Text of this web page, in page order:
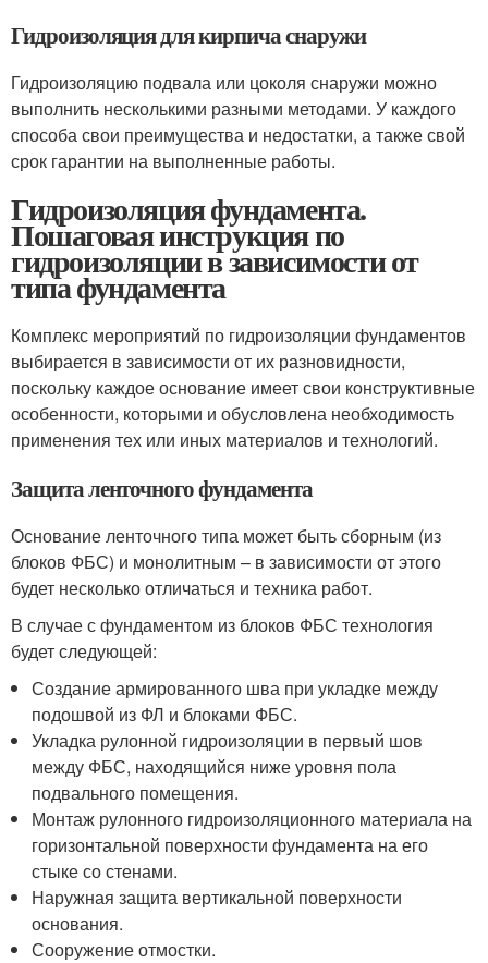
Гидроизоляция для кирпича снаружи
Гидроизоляцию подвала или цоколя снаружи можно
выполнить несколькими разными методами. У каждого
способа свои преимущества и недостатки, а также свой
срок гарантии на выполненные работы.
Гидроизоляция фундамента.
Пошаговая инструкция по
гидроизоляции в зависимости от
типа фундамента
Комплекс мероприятий по гидроизоляции фундаментов
выбирается в зависимости от их разновидности,
поскольку каждое основание имеет свои конструктивные
особенности, которыми и обусловлена необходимость
применения тех или иных материалов и технологий.
Защита ленточного фундамента
Основание ленточного типа может быть сборным (из
блоков ФБС) и монолитным – в зависимости от этого
будет несколько отличаться и техника работ.
В случае с фундаментом из блоков ФБС технология
будет следующей:
Создание армированного шва при укладке между
подошвой из ФЛ и блоками ФБС.
Укладка рулонной гидроизоляции в первый шов
между ФБС, находящийся ниже уровня пола
подвального помещения.
Монтаж рулонного гидроизоляционного материала на
горизонтальной поверхности фундамента на его
стыке со стенами.
Наружная защита вертикальной поверхности
основания.
Сооружение отмостки.